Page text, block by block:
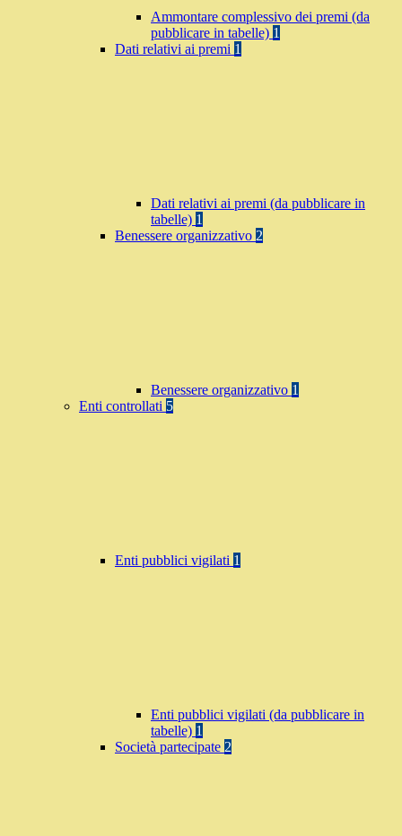
Ammontare complessivo dei premi (da
pubblicare in tabelle) 1
Dati relativi ai premi 1
Dati relativi ai premi (da pubblicare in
tabelle) 1
Benessere organizzativo 2
Benessere organizzativo 1
Enti controllati 5
Enti pubblici vigilati 1
Enti pubblici vigilati (da pubblicare in
tabelle) 1
Società partecipate 2